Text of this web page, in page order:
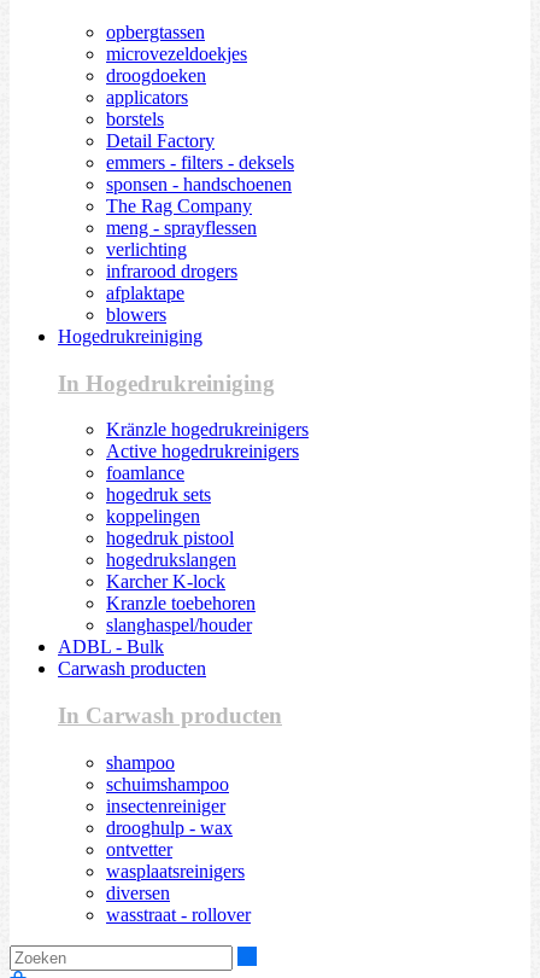
opbergtassen
microvezeldoekjes
droogdoeken
applicators
borstels
Detail Factory
emmers - filters - deksels
sponsen - handschoenen
The Rag Company
meng - sprayflessen
verlichting
infrarood drogers
afplaktape
blowers
Hogedrukreiniging
In Hogedrukreiniging
Kränzle hogedrukreinigers
Active hogedrukreinigers
foamlance
hogedruk sets
koppelingen
hogedruk pistool
hogedrukslangen
Karcher K-lock
Kranzle toebehoren
slanghaspel/houder
ADBL - Bulk
Carwash producten
In Carwash producten
shampoo
schuimshampoo
insectenreiniger
drooghulp - wax
ontvetter
wasplaatsreinigers
diversen
wasstraat - rollover